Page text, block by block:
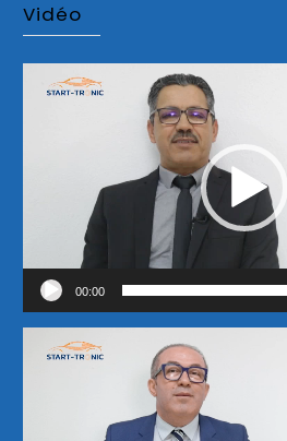
Vidéo
Lecteur
00:00